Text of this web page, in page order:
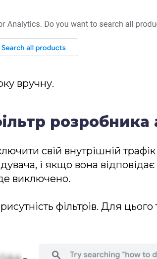
вручну.
розробника
свій внутрішній
і якщо вона
виключено.
фільтрів. Для